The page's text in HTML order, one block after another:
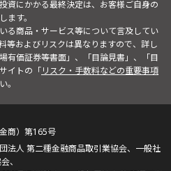
資にかかる最終決定は、お客様ご自身の
ます。
る商品・サービス等について言及してい
等およびリスクは異なりますので、詳し
有価証券等書面」、「目論見書」、「目
イトの「リスク・手数料などの重要事項
。
商）第165号
法人 第二種金融商品取引業協会、一般社
、